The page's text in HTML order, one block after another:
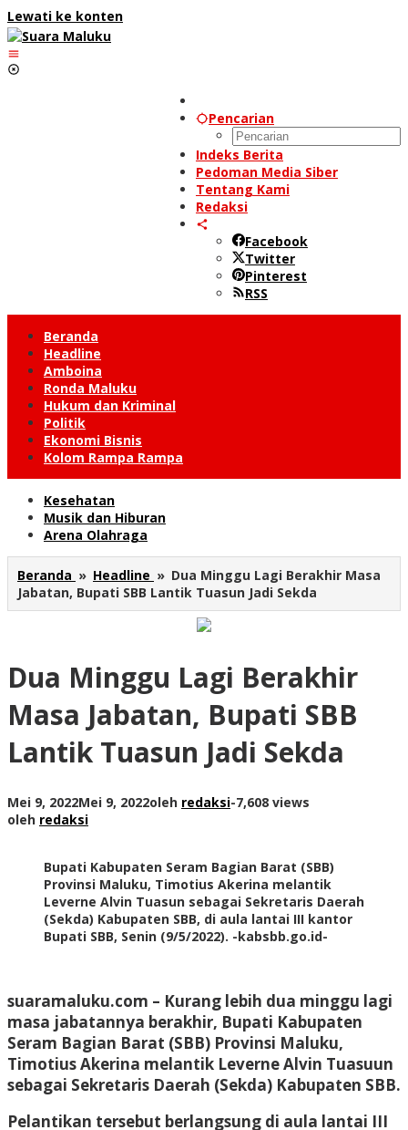
Lewati ke konten
Pencarian
Indeks Berita
Pedoman Media Siber
Tentang Kami
Redaksi
Facebook
Twitter
Pinterest
RSS
Beranda
Headline
Amboina
Ronda Maluku
Hukum dan Kriminal
Politik
Ekonomi Bisnis
Kolom Rampa Rampa
Kesehatan
Musik dan Hiburan
Arena Olahraga
Beranda » Headline » Dua Minggu Lagi Berakhir Masa
Jabatan, Bupati SBB Lantik Tuasun Jadi Sekda
Dua Minggu Lagi Berakhir
Masa Jabatan, Bupati SBB
Lantik Tuasun Jadi Sekda
Mei 9, 2022Mei 9, 2022oleh redaksi-7,608 views
oleh redaksi
Bupati Kabupaten Seram Bagian Barat (SBB)
Provinsi Maluku, Timotius Akerina melantik
Leverne Alvin Tuasun sebagai Sekretaris Daerah
(Sekda) Kabupaten SBB, di aula lantai III kantor
Bupati SBB, Senin (9/5/2022). -kabsbb.go.id-
suaramaluku.com – Kurang lebih dua minggu lagi
masa jabatannya berakhir, Bupati Kabupaten
Seram Bagian Barat (SBB) Provinsi Maluku,
Timotius Akerina melantik Leverne Alvin Tuasuun
sebagai Sekretaris Daerah (Sekda) Kabupaten SBB.
Pelantikan tersebut berlangsung di aula lantai III